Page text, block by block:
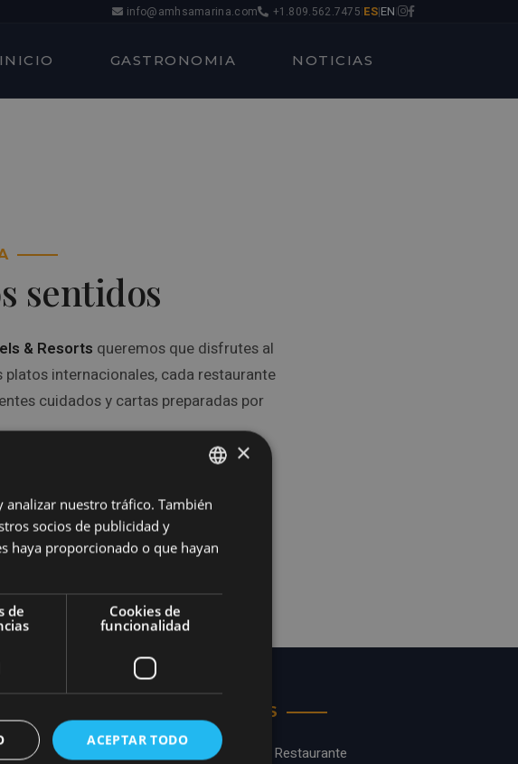
info@amhsamarina.com +1.809.562.7475 ES|EN
INICIO GASTRONOMIA NOTICIAS
sentidos
& Resorts queremos que disfrutes al
platos internacionales, cada restaurante
cuidados y cartas preparadas por
Privacidad
SERVICIOS
Comida Y Restaurante
ENGLISH
×
nuestro tráfico. También
socios de publicidad y
haya proporcionado o que hayan
de
Cookies de
funcionalidad
ACEPTAR TODO